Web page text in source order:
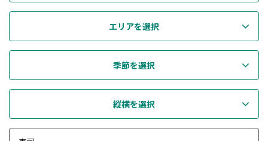
エリアを選択
季節を選択
縦横を選択